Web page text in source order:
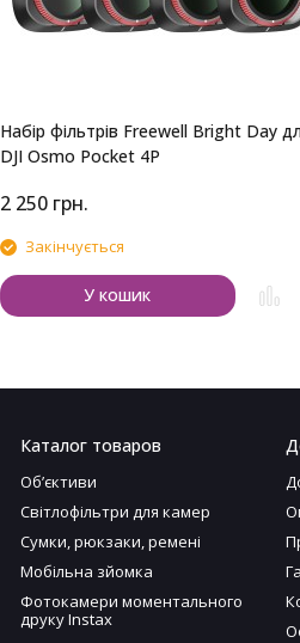
Набір фільтрів Freewell Bright Day
DJI Osmo Pocket 4P
2 250 грн.
Закінчується
У кошик
Каталог товаров
Обʼєктиви
Світлофільтри для камер
Сумки, рюкзаки, ремені
Мобільна зйомка
Фотокамери моментального
друку Instax